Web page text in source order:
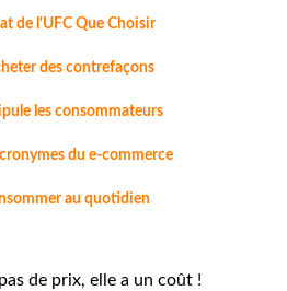
de l'UFC Que Choisir
des contrefaçons
les consommateurs
du e-commerce
au quotidien
de prix, elle a un coût !